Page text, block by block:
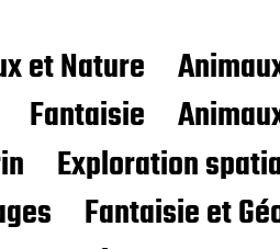
et Nature
Fantaisie
Exploration
Fantaisie et